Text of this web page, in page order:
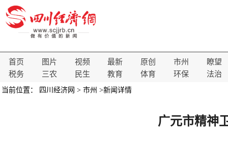
首页 图片 视频 最新 原创 市州
瞭望
税务
三农 民生 教育 体育 环保 法治
当前位置： 四川经济网 > 市州 >新闻详情
广元市精神